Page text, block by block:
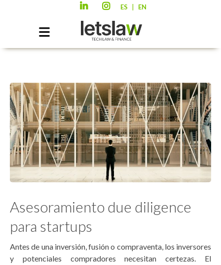
ES EN
Asesoramiento due diligence
para startups
Antes de una inversión, fusión o compraventa, los inversores
y potenciales compradores necesitan certezas. El